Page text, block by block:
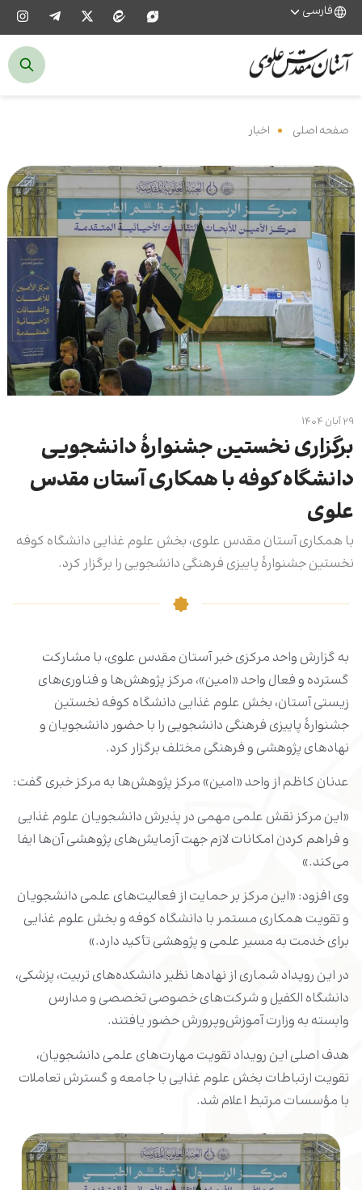
فارسی
صفحه اصلی اخبار
۲۹ آبان ۱۴۰۴
برگزاری نخستین جشنوارۀ دانشجویی
دانشگاه کوفه با همکاری آستان مقدس
علوی
با همکاری آستان مقدس علوی، بخش علوم غذایی دانشگاه کوفه
نخستین جشنوارۀ پاییزی فرهنگی دانشجویی را برگزار کرد.
به گزارش واحد مرکزی خبر آستان مقدس علوی، با مشارکت
گسترده و فعال واحد «امین»، مرکز پژوهش‌ها و فناوری‌های
زیستی آستان، بخش علوم غذایی دانشگاه کوفه نخستین
جشنوارۀ پاییزی فرهنگی دانشجویی را با حضور دانشجویان و
نهادهای پژوهشی و فرهنگی مختلف برگزار کرد.
عدنان کاظم از واحد «امین» مرکز پژوهش‌ها به مرکز خبری گفت:
«این مرکز نقش علمی مهمی در پذیرش دانشجویان علوم غذایی
و فراهم کردن امکانات لازم جهت آزمایش‌های پژوهشی آن‌ها ایفا
می‌کند.»
وی افزود: «این مرکز بر حمایت از فعالیت‌های علمی دانشجویان
و تقویت همکاری مستمر با دانشگاه کوفه و بخش علوم غذایی
برای خدمت به مسیر علمی و پژوهشی تأکید دارد.»
در این رویداد شماری از نهادها نظیر دانشکده‌های تربیت، پزشکی،
دانشگاه الکفیل و شرکت‌های خصوصی تخصصی و مدارس
وابسته به وزارت آموزش‌وپرورش حضور یافتند.
هدف اصلی این رویداد تقویت مهارت‌های علمی دانشجویان،
تقویت ارتباطات بخش علوم غذایی با جامعه و گسترش تعاملات
با مؤسسات مرتبط اعلام شد.